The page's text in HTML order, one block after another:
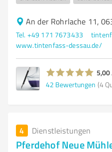
An der Rohrlache 11,
Tel. +49 171 7673433
www.tintenfass-dessau.de/
42 Bewertungen (4
4 Dienstleistungen
Pferdehof Neue